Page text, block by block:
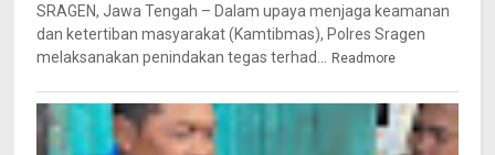
SRAGEN, Jawa Tengah – Dalam upaya menjaga keamanan
dan ketertiban masyarakat (Kamtibmas), Polres Sragen
melaksanakan penindakan tegas terhad...
Readmore